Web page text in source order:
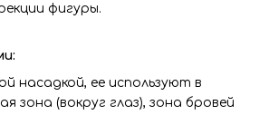
фигуры.
насадкой, ее используют в
зона (вокруг глаз), зона бровей